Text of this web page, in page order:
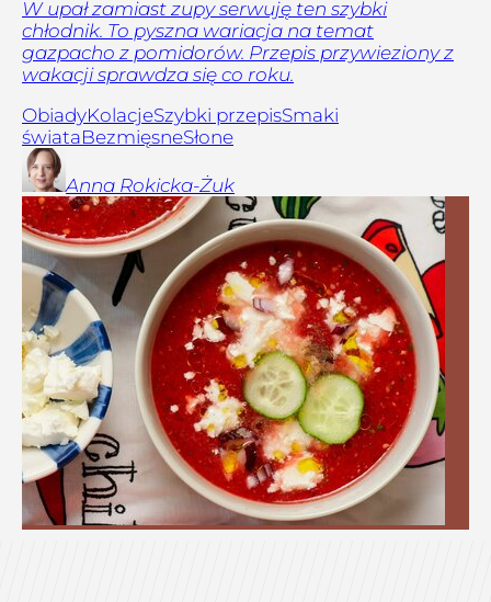
W upał zamiast zupy serwuję ten szybki
chłodnik. To pyszna wariacja na temat
gazpacho z pomidorów. Przepis przywieziony z
wakacji sprawdza się co roku.
ObiadyKolacjeSzybki przepisSmaki
świataBezmięsneSłone
Anna Rokicka-Żuk